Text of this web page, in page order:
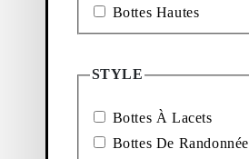
expression
; elles peuvent
Les modèles de
avec des
- du noir au
Bottes Hautes
STYLE
Bottes À Lacets
Bottes De Randonnée